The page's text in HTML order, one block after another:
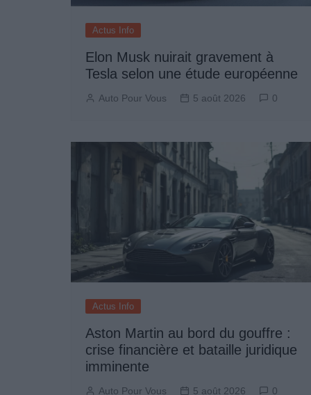
Actus Info
Elon Musk nuirait gravement à
Tesla selon une étude européenne
Auto Pour Vous 5 août 2026 0
Actus Info
Aston Martin au bord du gouffre :
crise financière et bataille juridique
imminente
Auto Pour Vous 5 août 2026 0